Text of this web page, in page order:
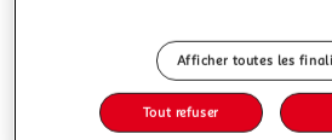
Afficher toutes les
Tout refuser